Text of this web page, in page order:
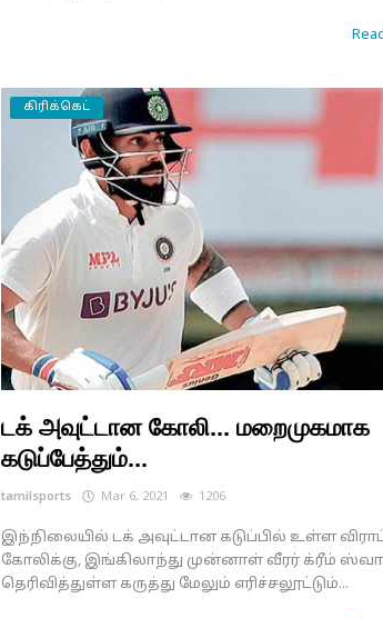
கிரிக்கெட்
டக் அவுட்டான கோலி... மறைமுகமாக
கடுப்பேத்தும்...
tamilsports Mar 6, 2021 1206
இந்நிலையில் டக் அவுட்டான கடுப்பில் உள்ள
கோலிக்கு, இங்கிலாந்து முன்னாள் வீரர் க்ரீம்
தெரிவித்துள்ள கருத்து மேலும் எரிச்சலூட்டும்...